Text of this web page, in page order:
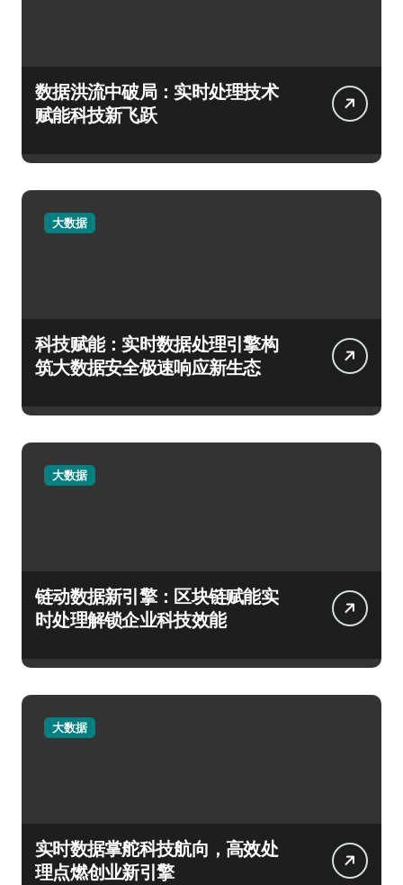
数据洪流中破局：实时处理技术
赋能科技新飞跃
大数据
科技赋能：实时数据处理引擎构
筑大数据安全极速响应新生态
大数据
链动数据新引擎：区块链赋能实
时处理解锁企业科技效能
大数据
实时数据掌舵科技航向，高效处
理点燃创业新引擎